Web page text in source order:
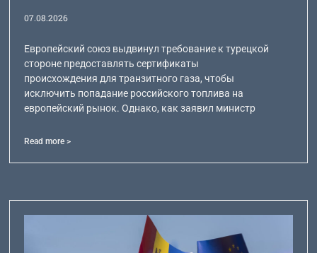
07.08.2026
Европейский союз выдвинул требование к турецкой
стороне предоставлять сертификаты
происхождения для транзитного газа, чтобы
исключить попадание российского топлива на
европейский рынок. Однако, как заявил министр
Read more >